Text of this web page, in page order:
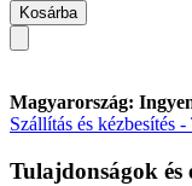
Kosárba
Magyarország:
Szállítás és kézbesítés
Tulajdonságok és